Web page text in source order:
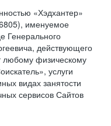
«Хэдхантер»
именуемое
Генерального
действующего
любому физическому
услуги
видах занятости
сервисов Сайтов